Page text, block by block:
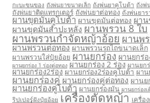
กะบะขนของ ถังพ่นยาขนาดเล็ก ถังพ่นยาคูโบต้า ถังพ่
ถังพ่นยาติดแทรกเตอร์ ถังพ่นยาต่อทอง ถังพ่นยา
ผานขุดมันคูโบต้า ผานขุดมันต่อทอง ผา
ผานขุดมันสำปะหลัง ผานพรวน 8 ใบ
ผานพรวนกำจัดหญ้าอ้อย ผานพ
ผานพรวนต่อทอง ผานพรวนรถไถขนาดเล็ก
ผานพรวนใส่ปุ๋ยอ้อย ผานยกร่อง ผานยกร่อ
ผานยกร่อง 1 ร่องต่อทอง ผานยกร่อง 2 ร่อง ผานยก
ผานยกร่อง2ร่อง ผานยกร่อง2ร่องคูโบต้า ผา
ผานยกร่องคู่ ผานยกร่องคู่ต่อทอง ผานย
ผานยกร่องคู่โบต้า ผานยกร่องมัน ผานยกร่อง
ริปเปอร์ฝังปุ๋ยอ้อย เครื่องตัดหญ้า เครื่อ